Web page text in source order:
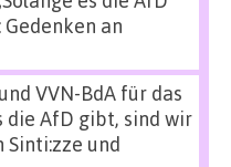
an
VVN-BdA für das
die AfD gibt, sind wir
Sinti:zze und